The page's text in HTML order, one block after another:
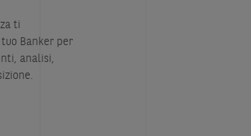
ti
Banker per
analisi,